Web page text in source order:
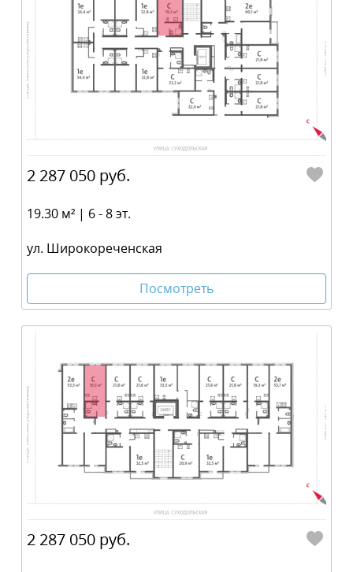
2 287 050 руб.
19.30 м² | 6 - 8 эт.
ул. Широкореченская
Посмотреть
2 287 050 руб.